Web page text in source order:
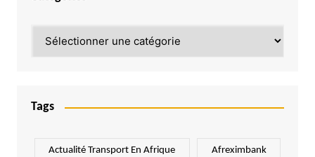
Tags
Actualité Transport En Afrique Afreximbank